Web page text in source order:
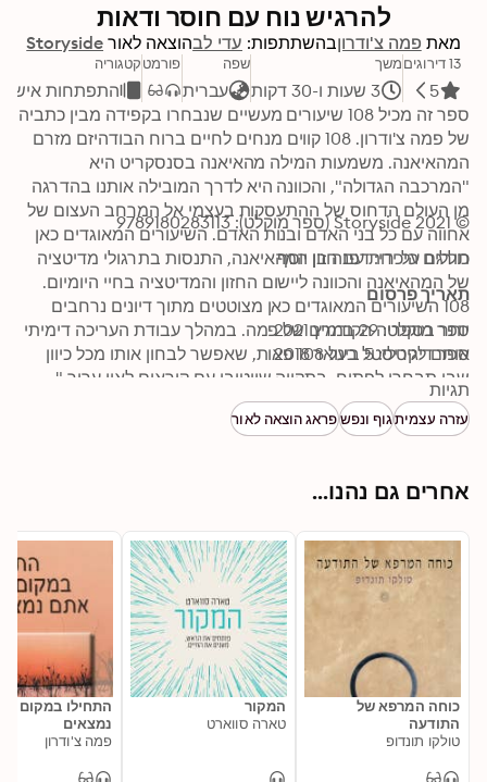
להרגיש נוח עם חוסר ודאות
מאת פמה צ'ודרוןבהשתתפות: עדי לבהוצאה לאור Storyside
13 דירוגים
5
משך
3 שעות ו-30 דקות
שפה
עברית
פורמטקטגוריה
התפתחות
מתוך הקדמת העורכת, אמילי הילבורן סל
© 2021 Storyside (ספר מוקלט): 9789180283113
תורגם על ידי: דפנה בן יוסף
תאריך פרסום
ספר מוקלט: 29 במרץ 2021
ספר דיגיטלי: 5 בינואר 2018
תגיות
עזרה עצמיתגוף ונפשפראג הוצאה לאור
אחרים גם נהנו...
כוחה המרפא של
התודעה
טולקו תונדופ
המקור
טארה סווארט
התחילו במקום
נמצאים
פמה צ'ודרון